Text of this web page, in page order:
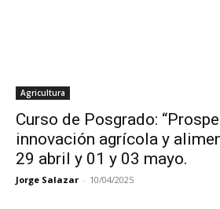
Agricultura
Curso de Posgrado:
innovación agrícola y
29 abril y 01 y 03 mayo.
Jorge Salazar - 10/04/2025